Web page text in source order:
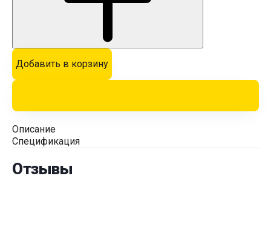
Добавить в корзину
Описание
Спецификация
Отзывы